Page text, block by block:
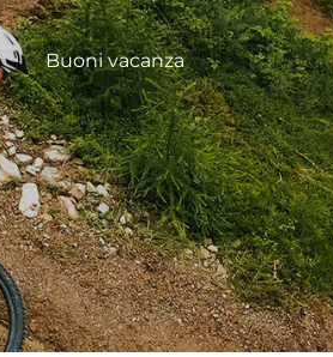
Buoni vacanza